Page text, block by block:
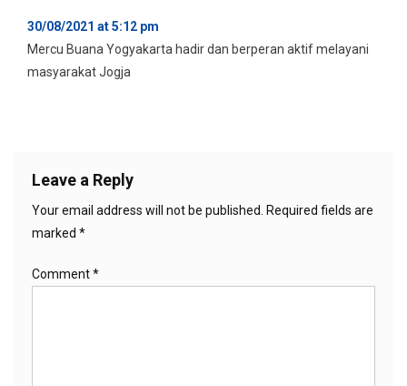
30/08/2021 at 5:12 pm
Mercu Buana Yogyakarta hadir dan berperan aktif melayani
masyarakat Jogja
Leave a Reply
Your email address will not be published. Required fields are
marked *
Comment*